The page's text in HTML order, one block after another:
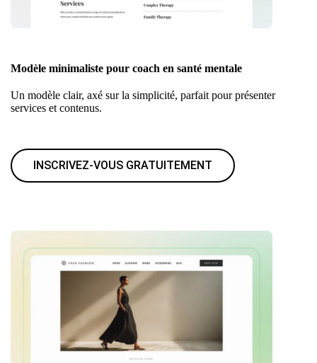
Modèle minimaliste pour coach en santé mentale
Un modèle clair, axé sur la simplicité, parfait pour présenter
services et contenus.
INSCRIVEZ-VOUS GRATUITEMENT